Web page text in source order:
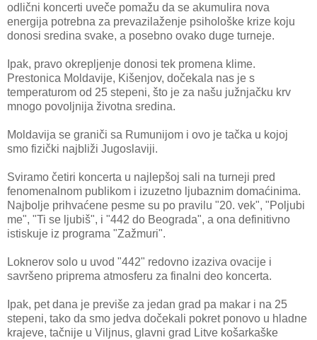
odlični koncerti uveče pomažu da se akumulira nova
energija potrebna za prevazilaženje psihološke krize koju
donosi sredina svake, a posebno ovako duge turneje.
Ipak, pravo okrepljenje donosi tek promena klime.
Prestonica Moldavije, Kišenjov, dočekala nas je s
temperaturom od 25 stepeni, što je za našu južnjačku krv
mnogo povoljnija životna sredina.
Moldavija se graniči sa Rumunijom i ovo je tačka u kojoj
smo fizički najbliži Jugoslaviji.
Sviramo četiri koncerta u najlepšoj sali na turneji pred
fenomenalnom publikom i izuzetno ljubaznim domaćinima.
Najbolje prihvaćene pesme su po pravilu "20. vek", "Poljubi
me", "Ti se ljubiš", i "442 do Beograda", a ona definitivno
istiskuje iz programa "Zažmuri".
Loknerov solo u uvod "442" redovno izaziva ovacije i
savršeno priprema atmosferu za finalni deo koncerta.
Ipak, pet dana je previše za jedan grad pa makar i na 25
stepeni, tako da smo jedva dočekali pokret ponovo u hladne
krajeve, tačnije u Viljnus, glavni grad Litve košarkaške